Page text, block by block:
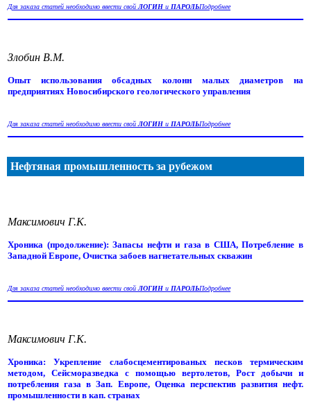
Для заказа статей необходимо ввести свойЛОГИН и ПАРОЛЬПодробнее
Злобин В.М.
Опыт использования обсадных колонн малых диаметров на
предприятиях Новосибирского геологического управления
Для заказа статей необходимо ввести свойЛОГИН и ПАРОЛЬПодробнее
Нефтяная промышленность за рубежом
Максимович Г.К.
Хроника (продолжение): Запасы нефти и газа в США, Потребление в
Западной Европе, Очистка забоев нагнетательных скважин
Для заказа статей необходимо ввести свойЛОГИН и ПАРОЛЬПодробнее
Максимович Г.К.
Хроника: Укрепление слабосцементированых песков термическим
методом, Сейсморазведка с помощью вертолетов, Рост добычи и
потребления газа в Зап. Европе, Оценка перспектив развития нефт.
промышленности в кап. странах